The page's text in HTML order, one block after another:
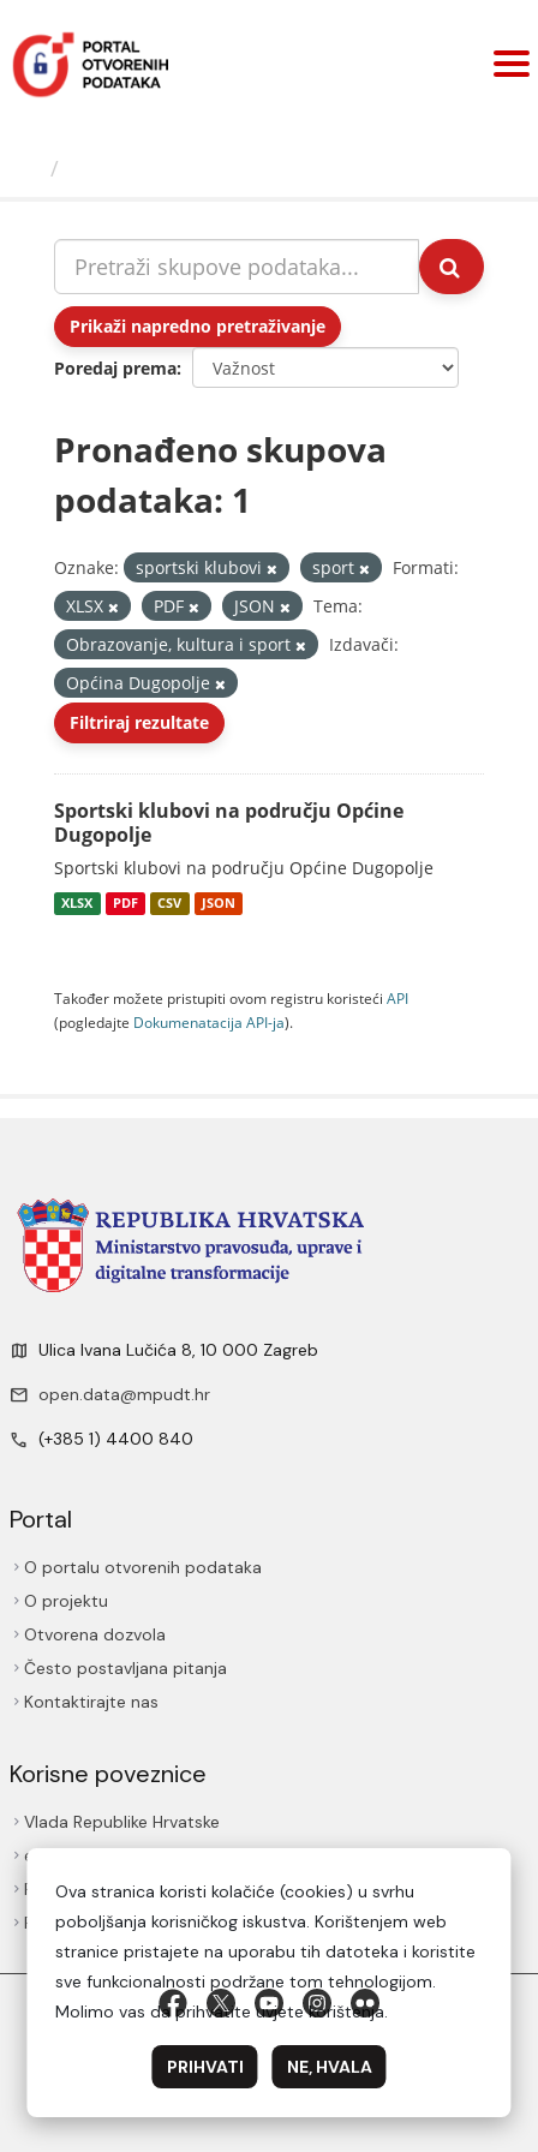
sadržaj
Prikaži napredno pretraživanje
Poredaj prema
Pronađeno skupova
podataka: 1
Oznake: sportski klubovi sport
Formati:
XLSX
PDF JSON
Tema:
Obrazovanje, kultura i sport
Izdavači:
Općina Dugopolje
Filtriraj rezultate
Sportski klubovi na području Općine
Dugopolje
Sportski klubovi na području Općine Dugopolje
XLSX PDF CSV JSON
Također možete pristupiti ovom registru koristeći API
(pogledajte Dokumenаtаcijа API-jа).